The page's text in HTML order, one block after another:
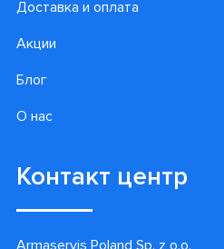
Доставка и оплата
Акции
Блог
О нас
Контакт центр